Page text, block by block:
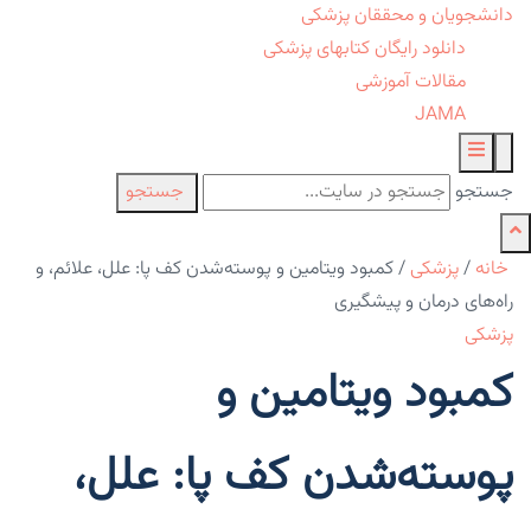
دانشجویان و محققان پزشکی
دانلود رایگان کتابهای پزشکی
مقالات آموزشی
JAMA
جستجو جستجو
خانه /پزشکی /کمبود ویتامین و پوسته‌شدن کف پا: علل، علائم، و
راه‌های درمان و پیشگیری
پزشکی
کمبود ویتامین و
پوسته‌شدن کف پا: علل،